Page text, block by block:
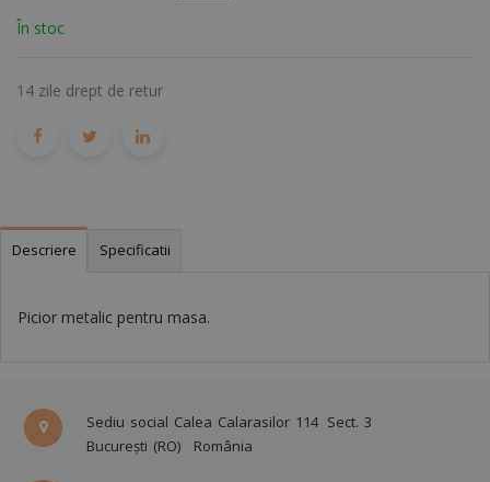
În stoc
14 zile drept de retur
Descriere Specificatii
Picior metalic pentru masa.
Sediu social Calea Calarasilor 114 Sect. 3
București (RO)
România